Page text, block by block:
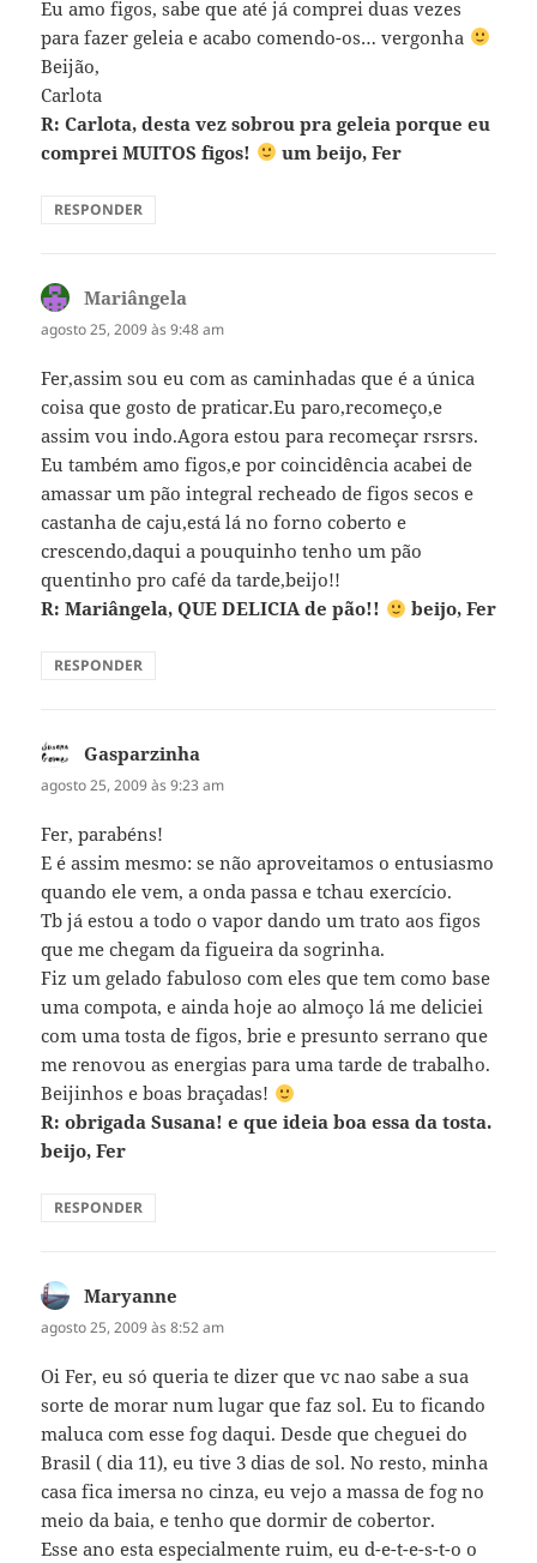
Eu amo figos, sabe que até já comprei duas vezes
para fazer geleia e acabo comendo-os… vergonha
Beijão,
Carlota
R: Carlota, desta vez sobrou pra geleia porque eu
comprei MUITOS figos!
um beijo, Fer
RESPONDER
Mariângela
agosto 25, 2009 às 9:48 am
Fer,assim sou eu com as caminhadas que é a única
coisa que gosto de praticar.Eu paro,recomeço,e
assim vou indo.Agora estou para recomeçar rsrsrs.
Eu também amo figos,e por coincidência acabei de
amassar um pão integral recheado de figos secos e
castanha de caju,está lá no forno coberto e
crescendo,daqui a pouquinho tenho um pão
quentinho pro café da tarde,beijo!!
R: Mariângela, QUE DELICIA de pão!!
beijo, Fer
RESPONDER
Gasparzinha
agosto 25, 2009 às 9:23 am
Fer, parabéns!
E é assim mesmo: se não aproveitamos o entusiasmo
quando ele vem, a onda passa e tchau exercício.
Tb já estou a todo o vapor dando um trato aos figos
que me chegam da figueira da sogrinha.
Fiz um gelado fabuloso com eles que tem como base
uma compota, e ainda hoje ao almoço lá me deliciei
com uma tosta de figos, brie e presunto serrano que
me renovou as energias para uma tarde de trabalho.
Beijinhos e boas braçadas!
R: obrigada Susana! e que ideia boa essa da tosta.
beijo, Fer
RESPONDER
Maryanne
agosto 25, 2009 às 8:52 am
Oi Fer, eu só queria te dizer que vc nao sabe a sua
sorte de morar num lugar que faz sol. Eu to ficando
maluca com esse fog daqui. Desde que cheguei do
Brasil ( dia 11), eu tive 3 dias de sol. No resto, minha
casa fica imersa no cinza, eu vejo a massa de fog no
meio da baia, e tenho que dormir de cobertor.
Esse ano esta especialmente ruim, eu d-e-t-e-s-t-o o